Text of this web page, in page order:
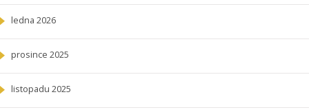
ledna 2026
prosince 2025
listopadu 2025